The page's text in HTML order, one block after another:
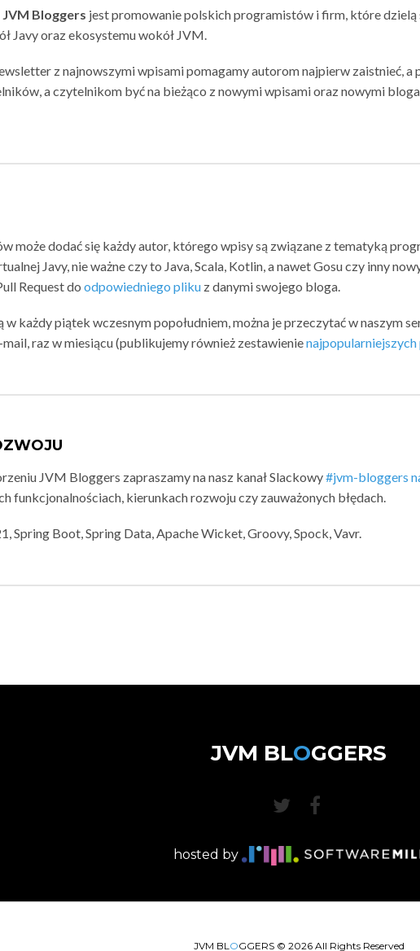
JVM Bloggers jest promowanie polskich programistów i firm, które dzielą
Javy oraz ekosystemu wokół JVM.
z najnowszymi wpisami pomagamy autorom najpierw zaistnieć, a
a czytelnikom być na bieżąco z nowymi wpisami oraz nowymi
może dodać się każdy autor, którego wpisy są związane z tematyką
Javy, nie ważne czy to Java, Scala, Kotlin, a nawet Gosu czy inny
Request do odpowiedniego pliku z danymi swojego bloga.
każdy piątek wczesnym popołudniem, można je przeczytać w naszym
raz w miesiącu (publikujemy również zestawienie
JVM Bloggers zapraszamy na nasz kanał Slackowy#jvm-bloggers
funkcjonalnościach, kierunkach rozwoju czy zauważonych błędach.
Spring Boot, Spring Data, Apache Wicket, Groovy, Spock, Vavr.
JVM BLOGGERS
hosted by
JVM BLOGGERS © 2026All Rights Reserved